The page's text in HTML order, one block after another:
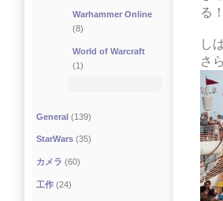
る
し
さ
Warhammer Online
(8)
World of Warcraft
(1)
General (139)
StarWars (35)
カメラ (60)
工作 (24)